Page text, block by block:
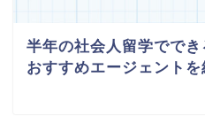
半年の社会人留学でで
おすすめエージェントを